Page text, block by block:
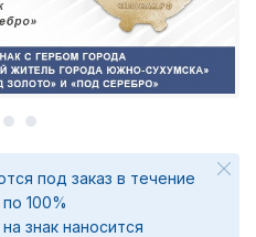
под заказ в течение
100%
знак наносится